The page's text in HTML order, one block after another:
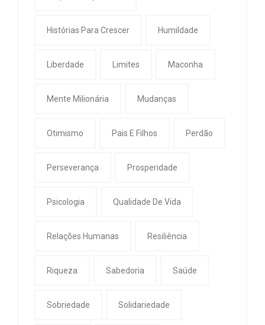
Histórias Para Crescer Humildade
Liberdade Limites Maconha
Mente Milionária Mudanças
Otimismo Pais E Filhos Perdão
Perseverança Prosperidade
Psicologia Qualidade De Vida
Relações Humanas Resiliência
Riqueza Sabedoria Saúde
Sobriedade Solidariedade